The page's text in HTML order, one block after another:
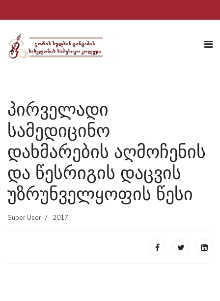
პირველადი
სამედიცინო
დახმარების აღმოჩენის
და წესრიგის დაცვის
უზრუნველყოფის წესი
Super User 2017